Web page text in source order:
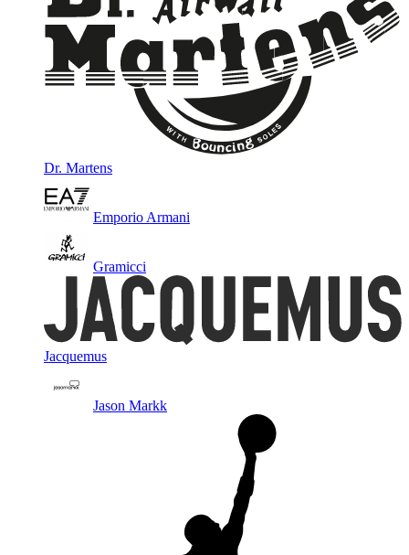
Dr. Martens
Emporio Armani
Gramicci
Jacquemus
Jason Markk